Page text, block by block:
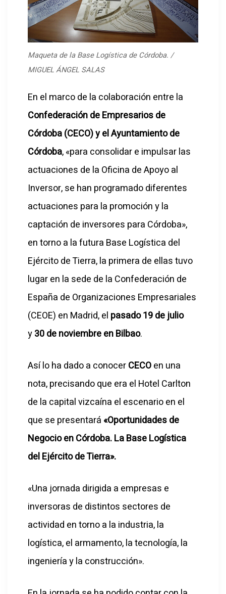
Maqueta de la Base Logística de Córdoba. /
MIGUEL ÁNGEL SALAS
En el marco de la colaboración entre la
Confederación de Empresarios de
Córdoba (CECO) y el Ayuntamiento de
Córdoba, «para consolidar e impulsar las
actuaciones de la Oficina de Apoyo al
Inversor, se han programado diferentes
actuaciones para la promoción y la
captación de inversores para Córdoba»,
en torno a la futura Base Logística del
Ejército de Tierra, la primera de ellas tuvo
lugar en la sede de la Confederación de
España de Organizaciones Empresariales
(CEOE) en Madrid, el pasado 19 de julio
y30 de noviembre en Bilbao.
Así lo ha dado a conocerCECOen una
nota, precisando que era el Hotel Carlton
de la capital vizcaína el escenario en el
que se presentará«Oportunidades de
Negocio en Córdoba. La Base Logística
del Ejército de Tierra».
«Una jornada dirigida a empresas e
inversoras de distintos sectores de
actividad en torno a la industria, la
logística, el armamento, la tecnología, la
ingeniería y la construcción».